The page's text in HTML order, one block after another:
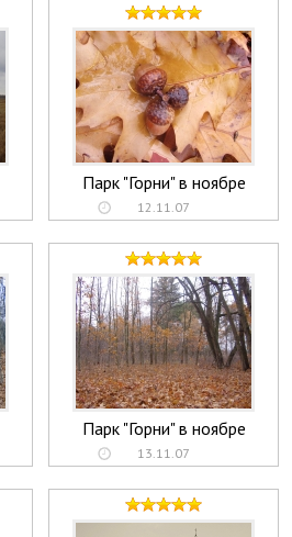
Парк "Горни" в ноябре
12.11.07
Парк "Горни" в ноябре
13.11.07